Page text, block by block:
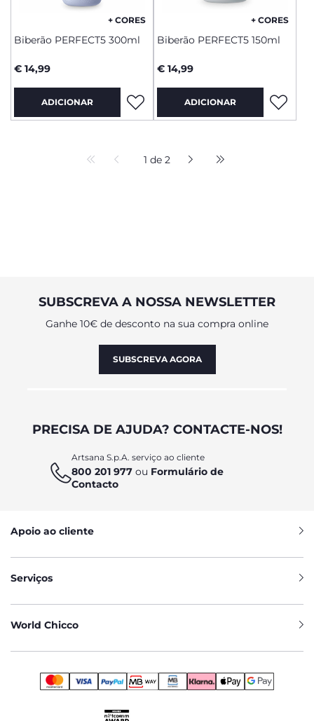
+ CORES
Biberão PERFECT5 300ml
€ 14,99
ADICIONAR
+ CORES
Biberão PERFECT5 150ml
€ 14,99
ADICIONAR
1 de 2
SUBSCREVA A NOSSA NEWSLETTER
Ganhe 10€ de desconto na sua compra online
SUBSCREVA AGORA
PRECISA DE AJUDA? CONTACTE-NOS!
Artsana S.p.A. serviço ao cliente
800 201 977 ou Formulário de
Contacto
Apoio ao cliente
Serviços
World Chicco